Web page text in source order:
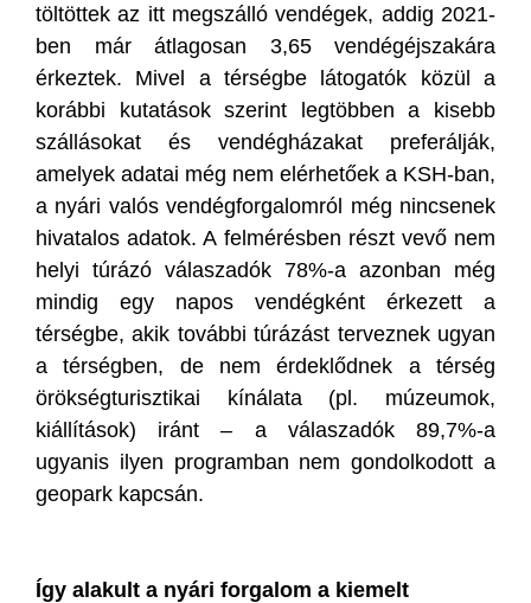
töltöttek az itt megszálló vendégek, addig 2021-
ben már átlagosan 3,65 vendégéjszakára
érkeztek. Mivel a térségbe látogatók közül a
korábbi kutatások szerint legtöbben a kisebb
szállásokat és vendégházakat preferálják,
amelyek adatai még nem elérhetőek a KSH-ban,
a nyári valós vendégforgalomról még nincsenek
hivatalos adatok. A felmérésben részt vevő nem
helyi túrázó válaszadók 78%-a azonban még
mindig egy napos vendégként érkezett a
térségbe, akik további túrázást terveznek ugyan
a térségben, de nem érdeklődnek a térség
örökségturisztikai kínálata (pl. múzeumok,
kiállítások) iránt – a válaszadók 89,7%-a
ugyanis ilyen programban nem gondolkodott a
geopark kapcsán.
Így alakult a nyári forgalom a kiemelt